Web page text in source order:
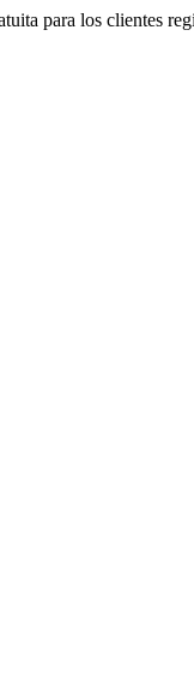
para los clientes